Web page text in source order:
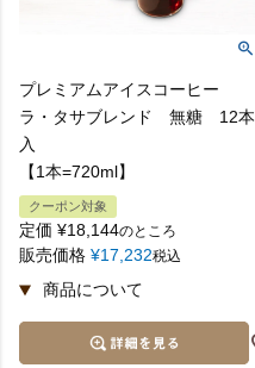
プレミアムアイスコーヒー
ラ・タサブレンド 無糖 12本
入
【1本=720ml】
クーポン対象
定価 ¥18,144のところ
販売価格 ¥17,232税込